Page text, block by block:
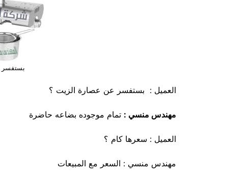
بستفسر
العميل : بستفسر عن عصارة الزيت ؟
مهندس منسي : تمام موجوده بضاعه حاضرة
العميل : سعرها كام ؟
مهندس منسي : السعر مع المبيعات